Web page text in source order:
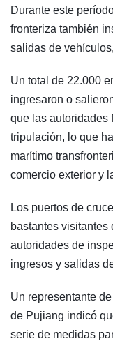
Durante este
fronteriza también
salidas de
Un total de 22.000
ingresaron o
que las autoridades
tripulación, lo que
marítimo
comercio exterior y
Los puertos de
bastantes visitantes
autoridades de
ingresos y salidas
Un representante
de Pujiang indicó
serie de medidas